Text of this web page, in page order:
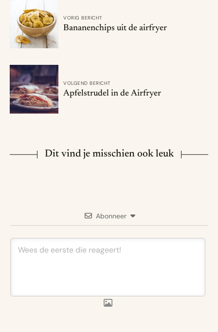
VORIG BERICHT
Bananenchips uit de airfryer
VOLGEND BERICHT
Apfelstrudel in de Airfryer
Dit vind je misschien ook leuk
Abonneer